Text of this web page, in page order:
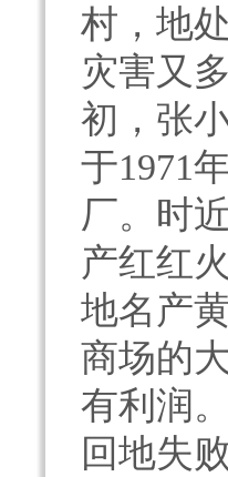
村，地
灾害又
初，张
于1971
厂。时
产红红
地名产
商场的
有利润
回地失